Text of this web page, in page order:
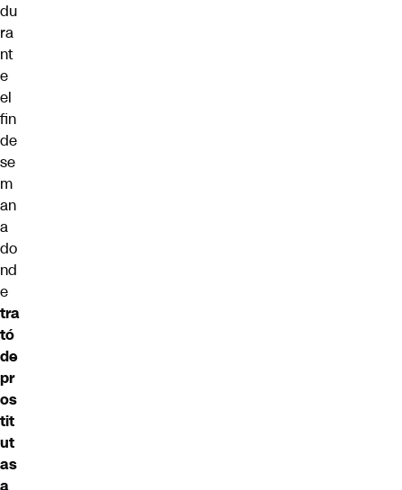
du
ra
nt
e
el
fin
de
se
m
an
a
do
nd
e
tra
tó
de
pr
os
tit
ut
as